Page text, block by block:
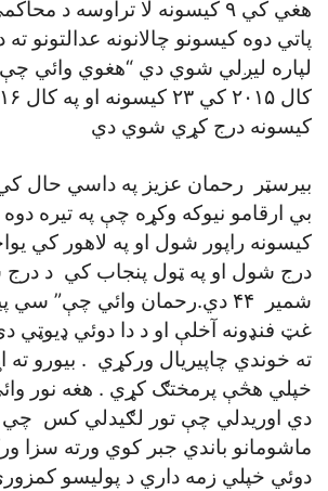
هغي کي ۹ کيسونه لا تراوسه د
پاتي دوه کيسونو چالانونه عدالتونو ته
لپاره ليږلي شوي دي “هغوي وائي
کيسونه درج کړي شوي دي
بيرسټر رحمان عزيز په داسي حال
درج شول او په ټول پنجاب کي د درج
شمير ۴۴ دي.رحمان وائي چې”
غټ فنډونه آخلې او د دا دوئي
ته خوندي چاپيريال ورکړي . بيورو ته
خپلي هڅې پرمختګ کړي . هغه نور
دي اوريدلي چې تور لګيدلي کس چي
ماشومانو باندي جبر کوي ورته سزا
دوئي خپلي زمه داري د پوليسو